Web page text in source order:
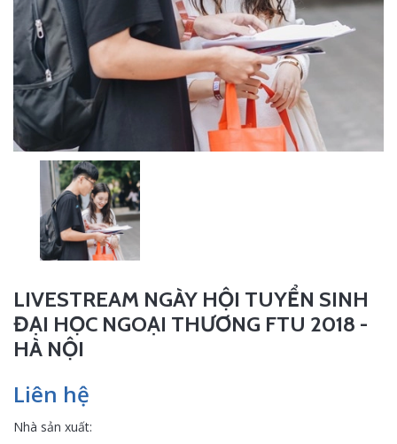
LIVESTREAM NGÀY HỘI TUYỂN SINH
ĐẠI HỌC NGOẠI THƯƠNG FTU 2018 -
HÀ NỘI
Liên hệ
Nhà sản xuất: